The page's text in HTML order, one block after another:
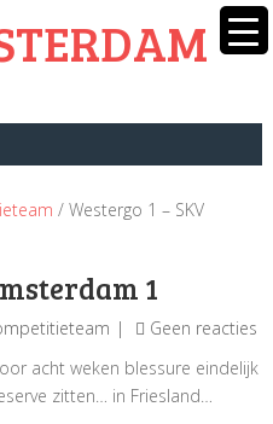
/ Westergo 1 – SKV
1
Geen reacties
acht weken blessure eindelijk
zitten… in Friesland…